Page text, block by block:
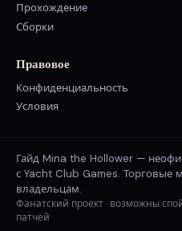
Прохождение
Сборки
Правовое
Конфиденциальность
Условия
Гайд Mina the Hollower —
с Yacht Club Games. Торговые
владельцам.
Фанатский проект · возможны
патчей